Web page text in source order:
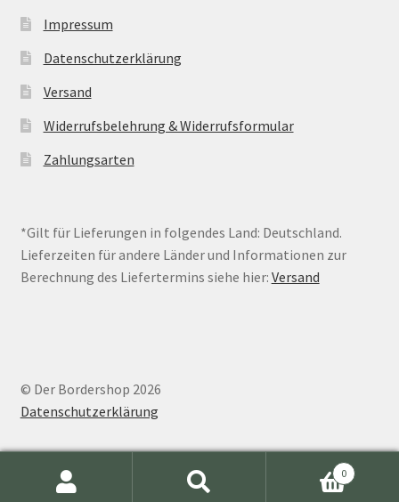
Impressum
Datenschutzerklärung
Versand
Widerrufsbelehrung & Widerrufsformular
Zahlungsarten
*Gilt für Lieferungen in folgendes Land: Deutschland.
Lieferzeiten für andere Länder und Informationen zur
Berechnung des Liefertermins siehe hier: Versand
© Der Bordershop 2026
Datenschutzerklärung
0